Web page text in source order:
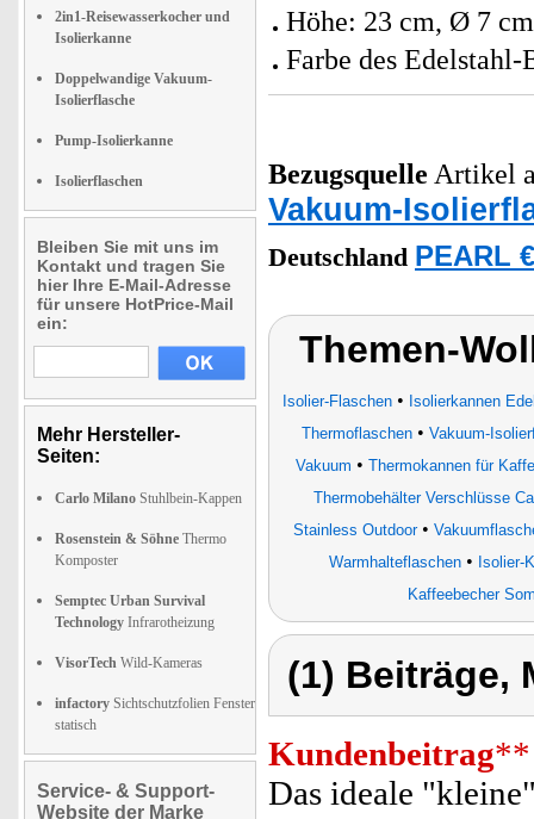
2in1-Reisewasserkocher und
Isolierkanne
Doppelwandige Vakuum-
Isolierflasche
Pump-Isolierkanne
Isolierflaschen
Bleiben Sie mit uns im
Kontakt und tragen Sie
hier Ihre E-Mail-Adresse
für unsere HotPrice-Mail
ein:
Mehr Hersteller-
Seiten:
Carlo Milano Stuhlbein-Kappen
Rosenstein & Söhne Thermo
Komposter
Semptec Urban Survival
Technology Infrarotheizung
VisorTech Wild-Kameras
infactory Sichtschutzfolien Fenster
statisch
Service- & Support-
Website der Marke
Höhe: 23 cm, Ø 7
Farbe des
Bezugsquelle Artikel
Vakuum-
Deutschland PEARL
Themen-
Isolier-Flaschen • Isolierkannen
Thermoflaschen • Vakuum-
Vakuum • Thermokannen für
Thermobehälter Verschlüsse
Stainless Outdoor•
Warmhalteflaschen • Isolier-
Kaffeebecher
(1) Beiträge,
Kundenbeitrag**
Das ideale